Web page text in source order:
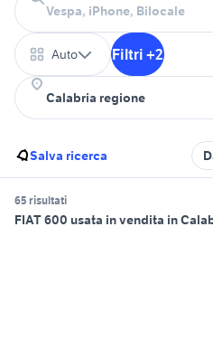
Auto Filtri +2
Salva ricerca
65 risultati
FIAT 600 usata in vendita in